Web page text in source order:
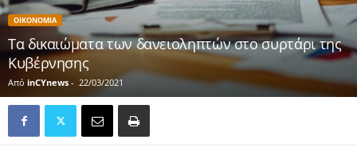
ΟΙΚΟΝΟΜΙΑ
Τα δικαιώματα των δανειοληπτών στο συρτάρι της
Κυβέρνησης
Από inCYnews - 22/03/2021